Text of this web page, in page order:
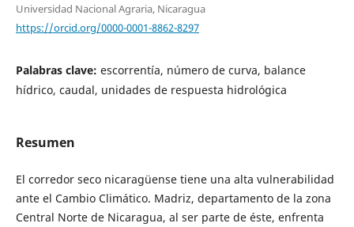
Universidad Nacional Agraria, Nicaragua
https://orcid.org/0000-0001-8862-8297
Palabras clave: escorrentía, número de curva, balance
hídrico, caudal, unidades de respuesta hidrológica
Resumen
El corredor seco nicaragüense tiene una alta vulnerabilidad
ante el Cambio Climático. Madriz, departamento de la zona
Central Norte de Nicaragua, al ser parte de éste, enfrenta